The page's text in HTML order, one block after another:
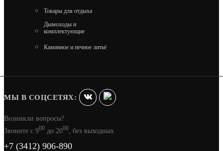
6 100Товары для отдыха
Дымоходы и
комплектующие
Каминное и печное литьё
МЫ В СОЦСЕТЯХ:
Возникли вопросы?
Звоните с 900 до 2000 , без выходных
+7 (3412) 906-890